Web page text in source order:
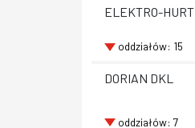
ELEKTRO-HURT
oddziałów: 15
DORIAN DKL
oddziałów: 7